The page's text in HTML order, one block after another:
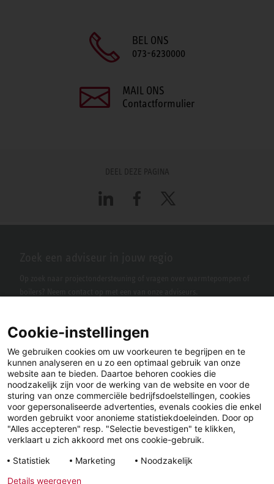
BEL ONS
073-6230000
MAIL ONS
Contactformulier
DEEL DEZE PAGINA
LinkedIn FacebookX
LinkedIn Facebook X
YouTube Instagram
Cookie-instellingen
We gebruiken cookies om uw voorkeuren te begrijpen en te
kunnen analyseren en u zo een optimaal gebruik van onze
website aan te bieden. Daartoe behoren cookies die
noodzakelijk zijn voor de werking van de website en voor de
sturing van onze commerciële bedrijfsdoelstellingen, cookies
voor gepersonaliseerde advertenties, evenals cookies die enkel
worden gebruikt voor anonieme statistiekdoeleinden. Door op
"Alles accepteren" resp. "Selectie bevestigen" te klikken,
verklaart u zich akkoord met ons cookie-gebruik.
Statistiek
Marketing
Noodzakelijk
Details weergeven